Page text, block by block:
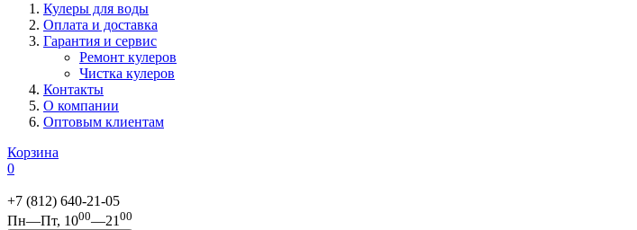
Кулеры для воды
Оплата и доставка
Гарантия и сервис
Ремонт кулеров
Чистка кулеров
Контакты
О компании
Оптовым клиентам
Корзина
0
+7 (812) 640-21-05
Пн—Пт, 1000—21 00